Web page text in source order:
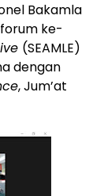
Bakamla
ke-
(SEAMLE)
dengan
, Jum’at